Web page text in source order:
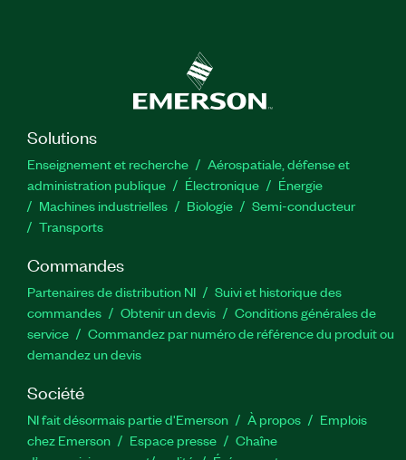
Solutions
Enseignement et recherche
Aérospatiale, défense et
administration publique
Électronique
Énergie​
Machines industrielles
Biologie
Semi-conducteur
Transports
Commandes
Partenaires de distribution NI
Suivi et historique des
commandes
Obtenir un devis
Conditions générales de
service
Commandez par numéro de référence du produit ou
demandez un devis
Société
NI fait désormais partie d'Emerson À propos
Emplois
chez Emerson
Espace presse
Chaîne